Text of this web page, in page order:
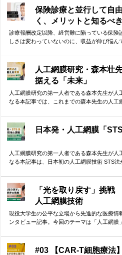
保険診療と並行して自
く、メリットと知るべ
診療報酬改定以降、経営難に陥っている保
しさは変わっていないのに、収益が伸び悩
人工網膜研究・森本壮
据える「未来」
人工網膜研究の第一人者である森本先生が
なる本記事では、これまでの森本先生の人工
日本発・人工網膜「
人工網膜研究の第一人者である森本先生が
なる本記事は、日本初の人工網膜技術 STS
「光を取り戻す」挑
人工網膜技術
現役大学生の公平な立場から先進的な医療情
ンタビュー記事。今回のテーマは「人工網膜
#03 【CAR-T細胞療法